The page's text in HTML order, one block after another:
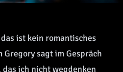
ist kein romantisches
Gregory sagt im Gespräch
ich nicht wegdenken